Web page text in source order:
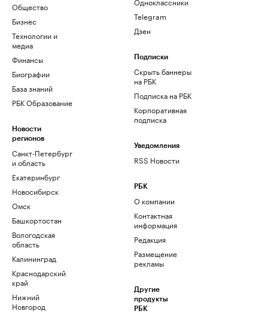
Общество
Бизнес
Технологии и
медиа
Финансы
Биографии
База знаний
РБК Образование
Новости
регионов
Санкт-Петербург
и область
Екатеринбург
Новосибирск
Омск
Башкортостан
Вологодская
область
Калининград
Краснодарский
край
Нижний
Новгород
Telegram
Дзен
Подписки
Скрыть баннеры
на РБК
Подписка на РБК
Корпоративная
подписка
Уведомления
RSS Новости
РБК
О компании
Контактная
информация
Редакция
Размещение
рекламы
Другие
продукты
РБК